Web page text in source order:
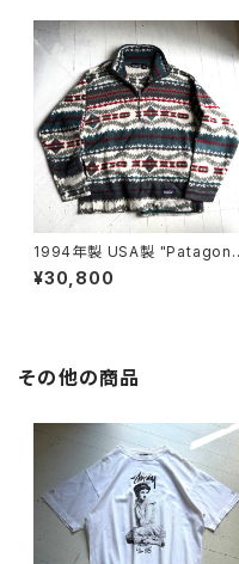
1994年製 USA製 "Patagoni
a" printed lightweight sync
hilla sweater
¥30,800
その他の商品